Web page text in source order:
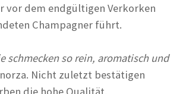
vor dem endgültigen Verkorken
Champagner führt.
schmecken so rein, aromatisch und
Nicht zuletzt bestätigen